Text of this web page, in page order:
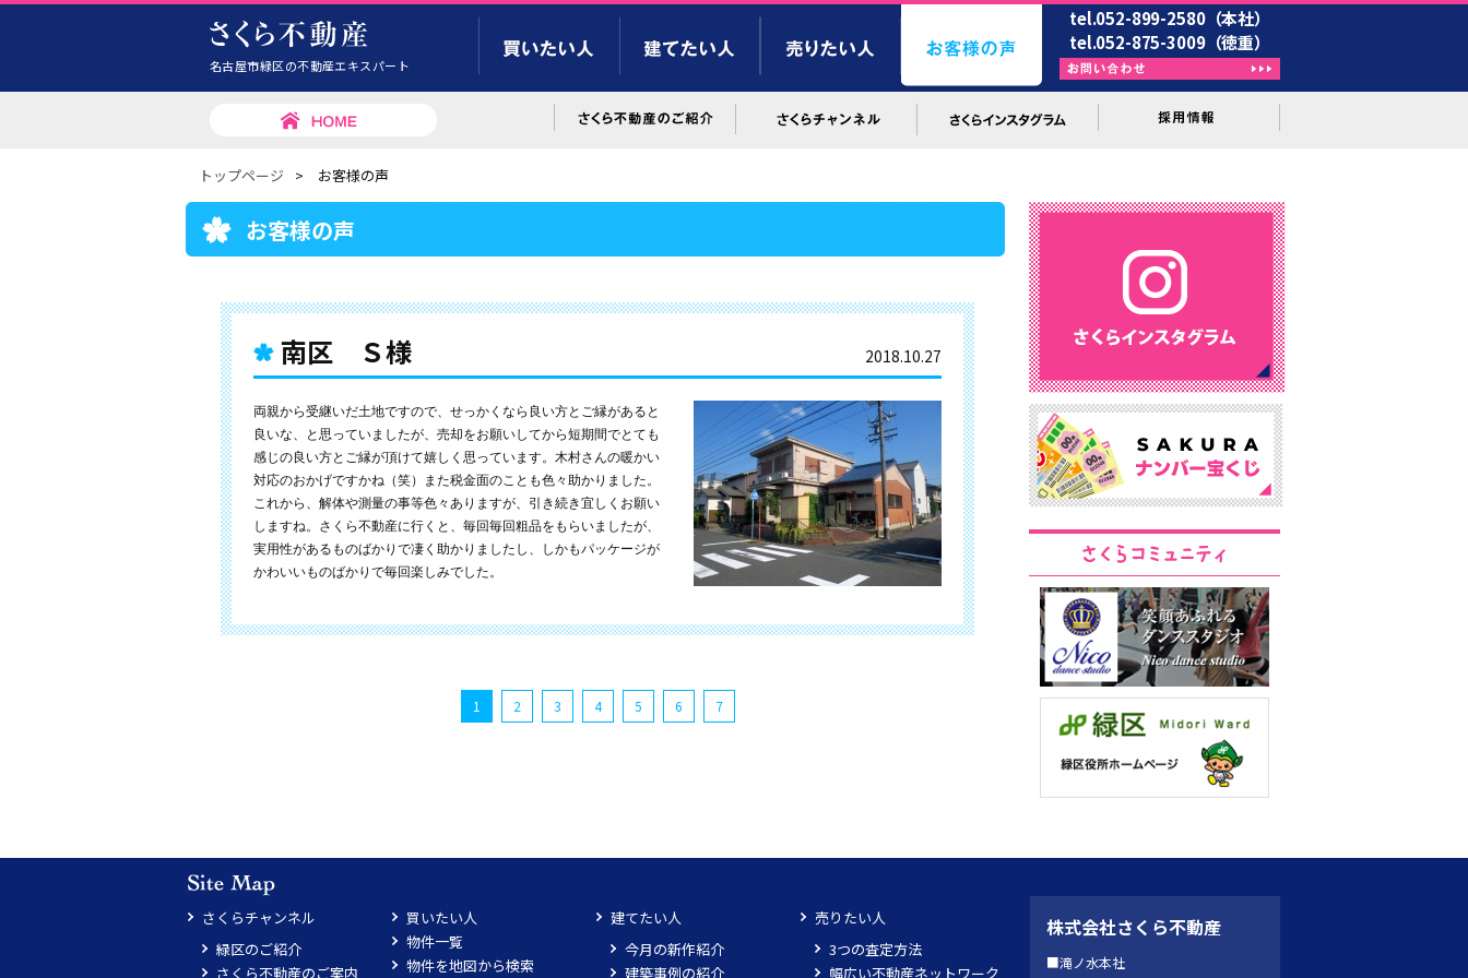
名古屋市緑区の不動産エキスパート
tel.052-899-2580（本社）
tel.052-875-3009（徳重）
トップページ > お客様の声
お客様の声
2018.10.27
南区 Ｓ様
両親から受継いだ土地ですので、せっかくなら良い方とご縁があると
良いな、と思っていましたが、売却をお願いしてから短期間でとても
感じの良い方とご縁が頂けて嬉しく思っています。木村さんの暖かい
対応のおかげですかね（笑）また税金面のことも色々助かりました。
これから、解体や測量の事等色々ありますが、引き続き宜しくお願い
しますね。さくら不動産に行くと、毎回毎回粗品をもらいましたが、
実用性があるものばかりで凄く助かりましたし、しかもパッケージが
かわいいものばかりで毎回楽しみでした。
1 2 3 4 5 6 7
さくらチャンネル
緑区のご紹介
さくら不動産のご案内
買いたい人
物件一覧
物件を地図から検索
建てたい人
今月の新作紹介
建築事例の紹介
売りたい人
3つの査定方法
幅広い不動産ネットワーク
株式会社さくら不動産
■滝ノ水本社